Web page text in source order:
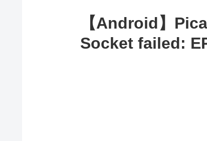
【Android】
Socket failed: